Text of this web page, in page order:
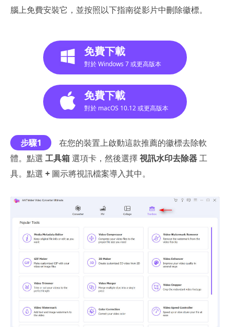
腦上免費安裝它，並按照以下指南從影片中刪除徽標。
免費下載
對於 Windows 7 或更高版本
免費下載
對於 macOS 10.12 或更高版本
步驟1
在您的裝置上啟動這款推薦的徽標去除軟
體。點選 工具箱選項卡，然後選擇視訊水印去除器工
具。點選 + 圖示將視訊檔案導入其中。